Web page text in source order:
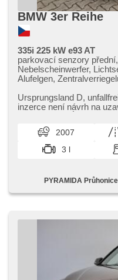
BMW 3er Reihe
335i 225 kW e93 AT
parkovací senzory
Nebelscheinwerfer,
Alufelgen,
mit Funkfernbedienung,
Elektronisches
Tempomat, Autoradio, El.
Vorderscheiben,
Lederpolsterung, zadní
Multifunktionslenkrad,
Ursprungsland D,​
inzerce není návrh na
2007
3 l
PYRAMIDA